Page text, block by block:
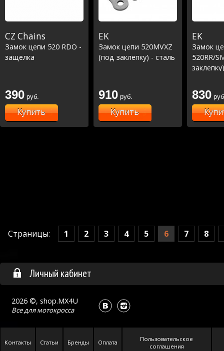
CZ Chains
Замок цепи 520 RDO -
защелка
390 руб.
Купить
EK
Замок цепи 520MVXZ
(под заклепку) - сталь
910 руб.
Купить
EK
Замок
520RR/
830
Страницы: 1 2 3 4 5 6 7 8
Личный кабинет
2026 ©, shop.MX4U
Все длямотокросса
Контакты Статьи Бренды Оплата
Пользовательское
соглашения